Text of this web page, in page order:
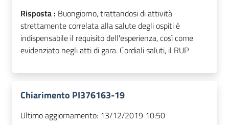
Risposta : Buongiorno, trattandosi di attività
strettamente correlata alla salute degli ospiti è
indispensabile il requisito dell'esperienza, così come
evidenziato negli atti di gara. Cordiali saluti, il RUP
Chiarimento PI376163-19
Ultimo aggiornamento: 13/12/2019 10:50